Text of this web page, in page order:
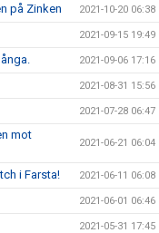
på Zinken 2021-10-20 06:38
2021-09-15 19:49
2021-09-06 17:16
2021-08-31 15:56
2021-07-28 06:47
mot
2021-06-21 06:04
i Farsta! 2021-06-11 06:08
2021-06-01 06:46
2021-05-31 17:45